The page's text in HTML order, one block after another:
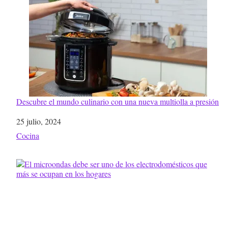
Descubre el mundo culinario con una nueva multiolla a presión
Fecha
25 julio, 2024
Respecto a
Cocina